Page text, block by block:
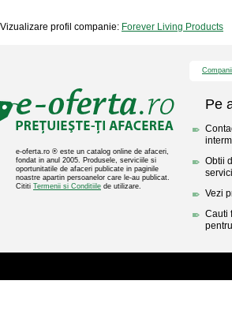
Vizualizare profil companie: Forever Living Products
e-oferta.ro ® este un catalog online de afaceri,
fondat in anul 2005. Produsele, serviciile si
oportunitatile de afaceri publicate in paginile
noastre apartin persoanelor care le-au publicat.
Cititi Termenii si Conditiile de utilizare.
Companii
Pe
Obtii
Vezi
Cauti